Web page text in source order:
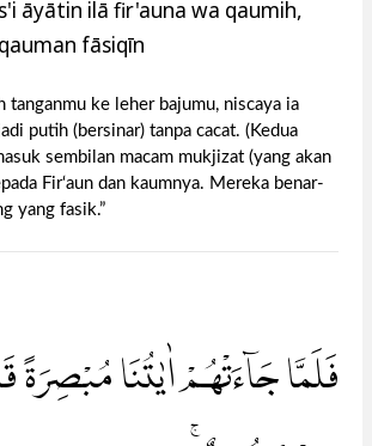
āyātin ilā fir'auna wa qaumih,
fāsiqīn
tanganmu ke leher bajumu, niscaya ia
putih (bersinar) tanpa cacat. (Kedua
sembilan macam mukjizat (yang akan
Fir‘aun dan kaumnya. Mereka benar-
yang fasik.”
فَلَمَّا جَاۤءَتْهُمْ اٰيٰتُنَا مُبْصِرَةً